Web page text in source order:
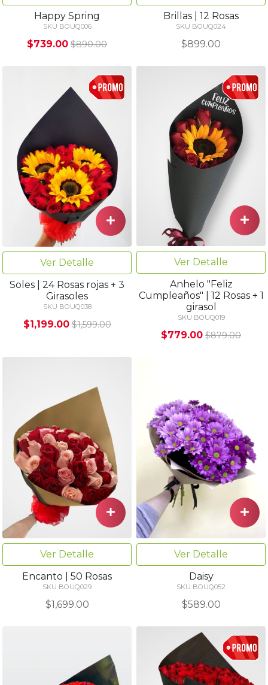
Happy Spring
SKU BOUQ006
$739.00 $890.00
Brillas | 12 Rosas
SKU BOUQ024
$899.00
Ver Detalle
Soles | 24 Rosas rojas + 3
Girasoles
SKU BOUQ038
$1,199.00 $1,599.00
Ver Detalle
Anhelo "Feliz
Cumpleaños" | 12 Rosas + 1
girasol
SKU BOUQ019
$779.00 $879.00
Ver Detalle
Encanto | 50 Rosas
SKU BOUQ029
$1,699.00
Ver Detalle
Daisy
SKU BOUQ052
$589.00